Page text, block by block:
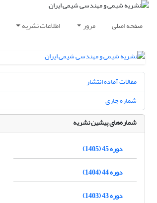
صفحه اصلی مرور اطلاعات نشریه
مقالات آماده انتشار
شماره جاری
شماره‌های پیشین نشریه
دوره 45 (1405)
دوره 44 (1404)
دوره 43 (1403)